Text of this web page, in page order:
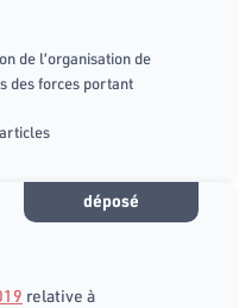
de l’organisation de
des forces portant
déposé
relative à